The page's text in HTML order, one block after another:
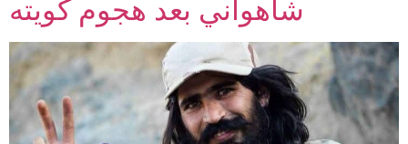
شاهواني بعد هجوم كويته